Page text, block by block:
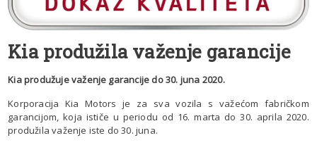
Kia produžila važenje garancije
Kia produžuje važenje garancije do 30. juna 2020.
Korporacija Kia Motors je za sva vozila s važećom fabričkom
garancijom, koja ističe u periodu od 16. marta do 30. aprila 2020.
produžila važenje iste do 30. juna.